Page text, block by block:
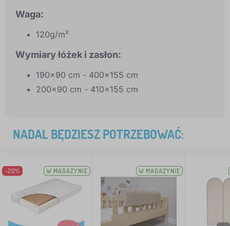
Waga:
120g/m²
Wymiary łóżek i zasłon:
190x90 cm - 400x155 cm
200x90 cm - 410x155 cm
NADAL BĘDZIESZ POTRZEBOWAĆ:
-20% W MAGAZYNIE W MAGAZYNIE